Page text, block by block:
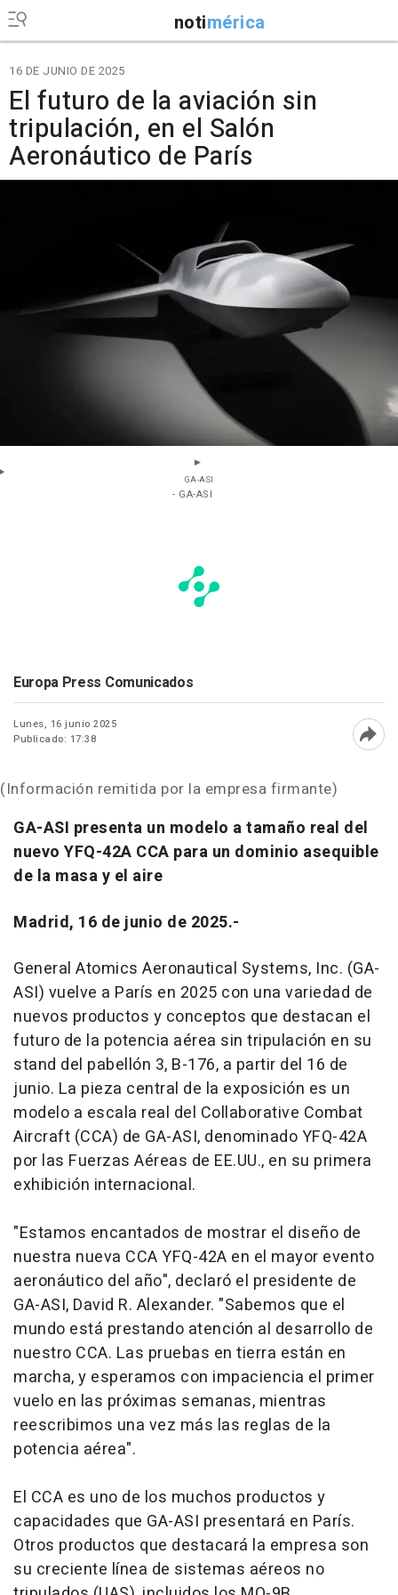
notimérica
16 DE JUNIO DE 2025
El futuro de la aviación sin
tripulación, en el Salón
Aeronáutico de París
GA-ASI
- GA-ASI
Europa Press Comunicados
Lunes, 16 junio 2025
Publicado: 17:38
(Información remitida por la empresa firmante)
GA-ASI presenta un modelo a tamaño real del
nuevo YFQ-42A CCA para un dominio asequible
de la masa y el aire
Madrid, 16 de junio de 2025.-
General Atomics Aeronautical Systems, Inc. (GA-
ASI) vuelve a París en 2025 con una variedad de
nuevos productos y conceptos que destacan el
futuro de la potencia aérea sin tripulación en su
stand del pabellón 3, B-176, a partir del 16 de
junio. La pieza central de la exposición es un
modelo a escala real del Collaborative Combat
Aircraft (CCA) de GA-ASI, denominado YFQ-42A
por las Fuerzas Aéreas de EE.UU., en su primera
exhibición internacional.
"Estamos encantados de mostrar el diseño de
nuestra nueva CCA YFQ-42A en el mayor evento
aeronáutico del año", declaró el presidente de
GA-ASI, David R. Alexander. "Sabemos que el
mundo está prestando atención al desarrollo de
nuestro CCA. Las pruebas en tierra están en
marcha, y esperamos con impaciencia el primer
vuelo en las próximas semanas, mientras
reescribimos una vez más las reglas de la
potencia aérea".
El CCA es uno de los muchos productos y
capacidades que GA-ASI presentará en París.
Otros productos que destacará la empresa son
su creciente línea de sistemas aéreos no